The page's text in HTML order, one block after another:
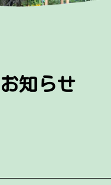
知らせ